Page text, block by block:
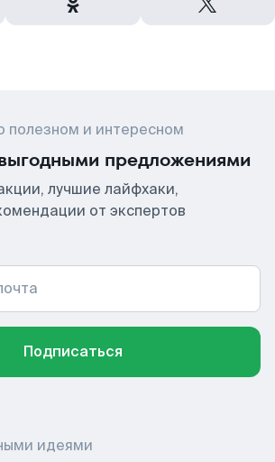
полезном и интересном
предложениями
лучшие лайфхаки,
от экспертов
Подписаться
идеями